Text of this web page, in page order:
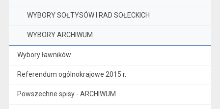
WYBORY SOŁTYSÓW I RAD SOŁECKICH
WYBORY ARCHIWUM
Wybory ławników
Referendum ogólnokrajowe 2015 r.
Powszechne spisy - ARCHIWUM